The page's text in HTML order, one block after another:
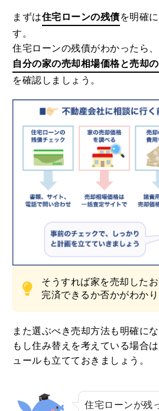
まずは住宅ローンの残債を明確
す。
住宅ローンの残債がわかったら
自分の家の売却相場価格と売却
を確認しましょう。
そうすれば家を売却した
完済できるか否かがわかり
また選ぶべき売却方法も明確にな
もし住み替えを考えている場合
ュールも立てておきましょう。
住宅ローンが残